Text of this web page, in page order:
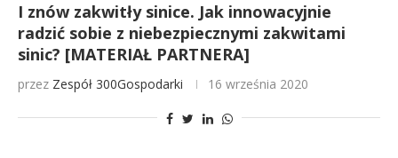
I znów zakwitły sinice. Jak innowacyjnie
radzić sobie z niebezpiecznymi zakwitami
sinic? [MATERIAŁ PARTNERA]
przez Zespół 300Gospodarki 16 września 2020